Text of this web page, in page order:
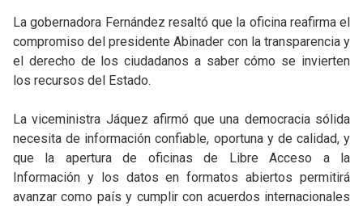
La gobernadora Fernández resaltó que la oficina reafirma el
compromiso del presidente Abinader con la transparencia y
el derecho de los ciudadanos a saber cómo se invierten
los recursos del Estado.
La viceministra Jáquez afirmó que una democracia sólida
necesita de información confiable, oportuna y de calidad, y
que la apertura de oficinas de Libre Acceso a la
Información y los datos en formatos abiertos permitirá
avanzar como país y cumplir con acuerdos internacionales